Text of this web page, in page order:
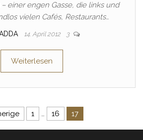
einer engen Gasse, die links und
vielen Cafés, Restaurants…
14. April 2012 3
Weiterlesen
der
1 … 16 17